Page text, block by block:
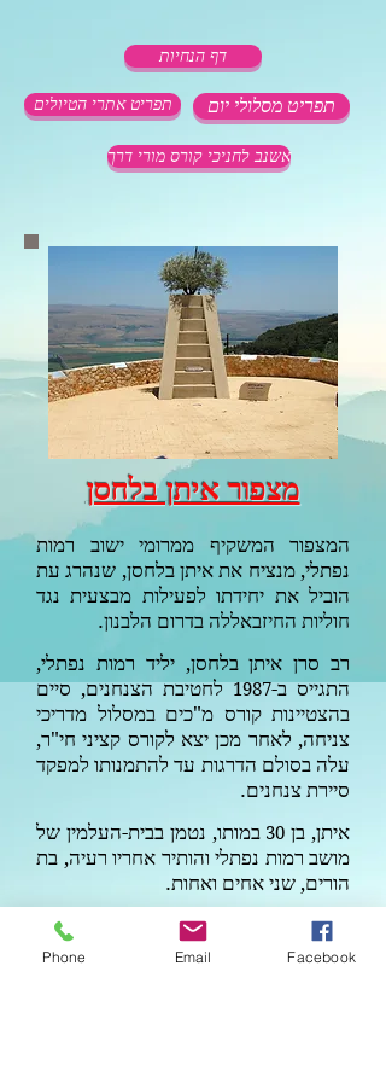
דף הנחיות
תפריט אתרי הטיולים
אשנב לחניכי קורס מורי דרך
תפריט מסלולי יום
מצפור איתן בלחסן
המצפור המשקיף ממרומי ישוב רמות
נפתלי, מנציח את איתן בלחסן, שנהרג עת
הוביל את יחידתו לפעילות מבצעית נגד
חוליות החיזבאללה בדרום הלבנון.
רב סרן איתן בלחסן, יליד רמות נפתלי,
התגייס ב-1987 לחטיבת הצנחנים, סיים
בהצטיינות קורס מ"כים במסלול מדריכי
צניחה, לאחר מכן יצא לקורס קציני חי"ר,
עלה בסולם הדרגות עד להתמנותו למפקד
סיירת צנחנים.
איתן, בן 30 במותו, נטמן בבית-העלמין של
מושב רמות נפתלי והותיר אחריו רעיה, בת
הורים, שני אחים ואחות.
המצפור הבנוי על משטח שעליו חקוקות
מסלול חייו של איתן, משקיף מזרחה על
Phone Email Facebook